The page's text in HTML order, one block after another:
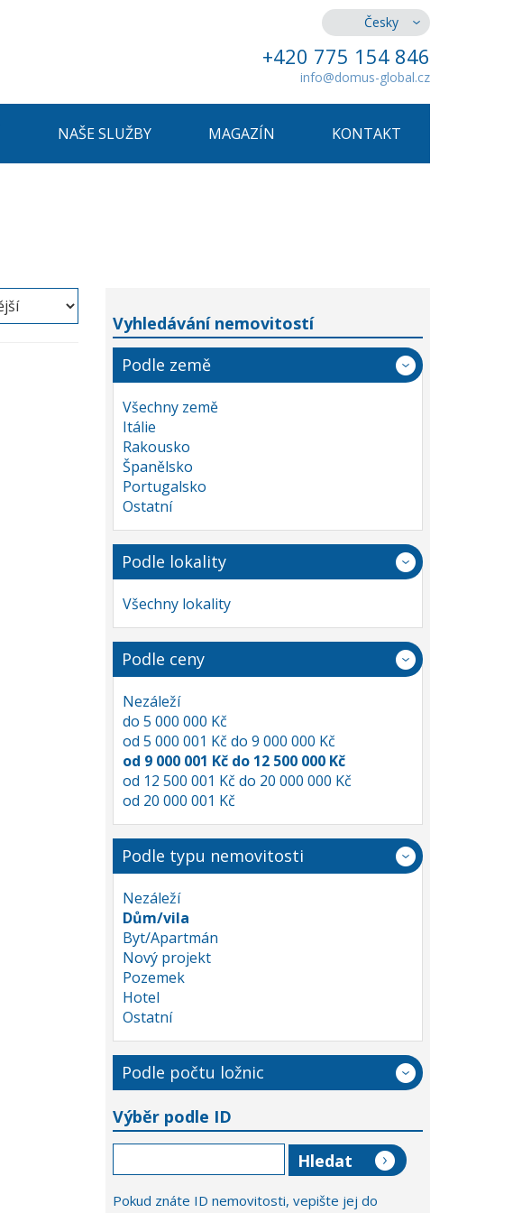
Česky
+420 775 154 846
info@domus-global.cz
NAŠE SLUŽBY MAGAZÍN KONTAKT
Vyhledávání nemovitostí
Podle země
Všechny země
Itálie
Rakousko
Španělsko
Portugalsko
Ostatní
Podle lokality
Všechny lokality
Podle ceny
Nezáleží
do 5 000 000 Kč
od 5 000 001 Kč do 9 000 000 Kč
od 9 000 001 Kč do 12 500 000 Kč
od 12 500 001 Kč do 20 000 000 Kč
od 20 000 001 Kč
Podle typu nemovitosti
Nezáleží
Dům/vila
Byt/Apartmán
Nový projekt
Pozemek
Hotel
Ostatní
Podle počtu ložnic
Výběr podle ID
Pokud znáte ID nemovitosti, vepište jej do